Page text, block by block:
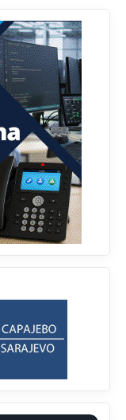
u BiH uopšte
laptop ili
uopšte ne
posebno kada
vidom ili